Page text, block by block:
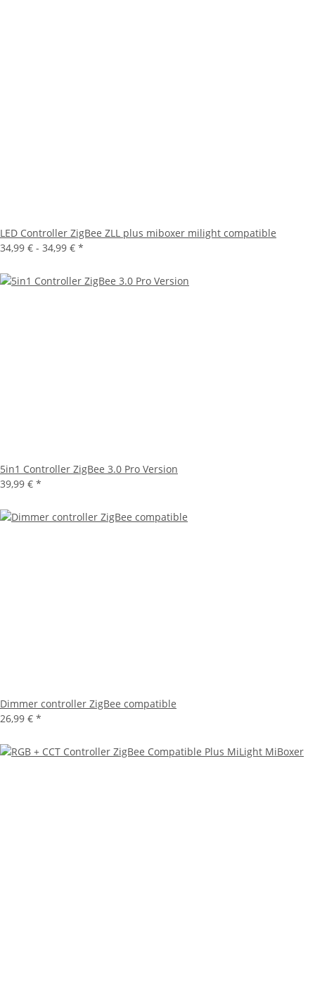
LED Controller ZigBee ZLL plus miboxer milight compatible
34,99 € - 34,99 € *
5in1 Controller ZigBee 3.0 Pro Version
39,99 € *
Dimmer controller ZigBee compatible
26,99 € *